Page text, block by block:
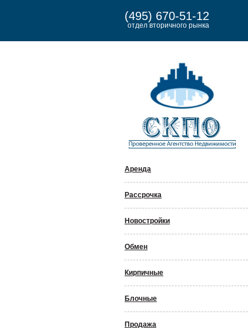
(495) 670-51-12
отдел вторичного рынка
Аренда
Рассрочка
Новостройки
Обмен
Кирпичные
Блочные
Продажа